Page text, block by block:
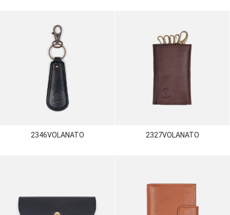
2346VOLANATO 2327VOLANATO